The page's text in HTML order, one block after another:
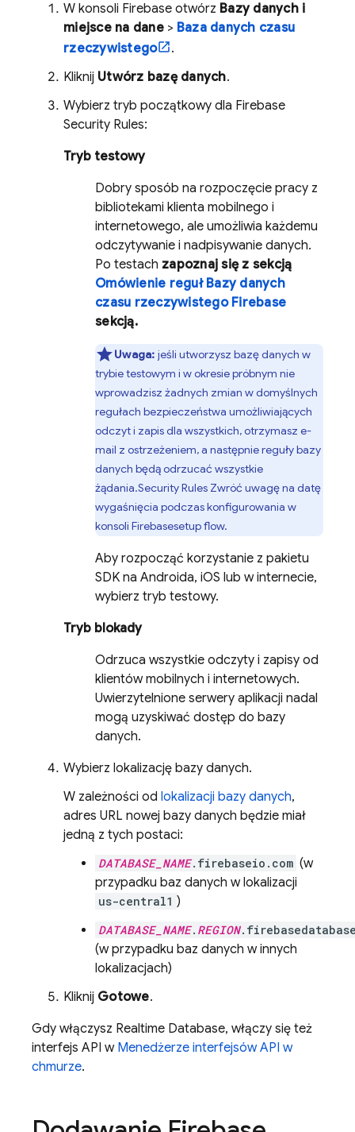
W konsoli Firebase otwórz Bazy danych i
miejsce na dane> Baza danych czasu
rzeczywistego
.
Kliknij Utwórz bazę danych.
Wybierz tryb początkowy dla Firebase
Security Rules:
Tryb testowy
Dobry sposób na rozpoczęcie pracy z
bibliotekami klienta mobilnego i
internetowego, ale umożliwia każdemu
odczytywanie i nadpisywanie danych.
Po testach zapoznaj się z sekcją
Omówienie reguł Bazy danych
czasu rzeczywistego Firebase
sekcją.
Uwaga: jeśli utworzysz bazę danych w
trybie testowym i w okresie próbnym nie
wprowadzisz żadnych zmian w domyślnych
regułach bezpieczeństwa umożliwiających
odczyt i zapis dla wszystkich, otrzymasz e-
mail z ostrzeżeniem, a następnie reguły bazy
danych będą odrzucać wszystkie
żądania.Security Rules Zwróć uwagę na datę
wygaśnięcia podczas konfigurowania w
konsoli Firebasesetup flow.
Aby rozpocząć korzystanie z pakietu
SDK na Androida, iOS lub w internecie,
wybierz tryb testowy.
Tryb blokady
Odrzuca wszystkie odczyty i zapisy od
klientów mobilnych i internetowych.
Uwierzytelnione serwery aplikacji nadal
mogą uzyskiwać dostęp do bazy
danych.
Wybierz lokalizację bazy danych.
W zależności od lokalizacji bazy danych,
adres URL nowej bazy danych będzie miał
jedną z tych postaci:
DATABASE_NAME.firebaseio.com (w
przypadku baz danych w lokalizacji
us-central1 )
DATABASE_NAME. REGION
(w przypadku baz danych w innych
lokalizacjach)
Kliknij Gotowe.
Gdy włączysz Realtime Database, włączy się też
interfejs API w Menedżerze interfejsów API w
chmurze.